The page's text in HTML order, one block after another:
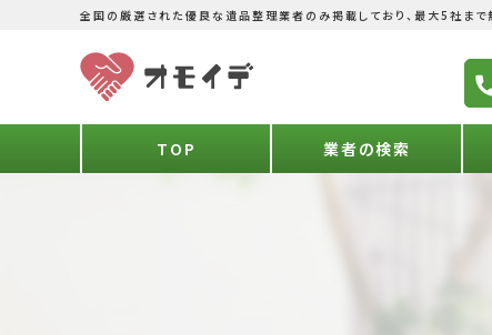
全国の厳選された優良な遺品整理業者のみ掲載しており、最大5社ま
TOP 業者の検索